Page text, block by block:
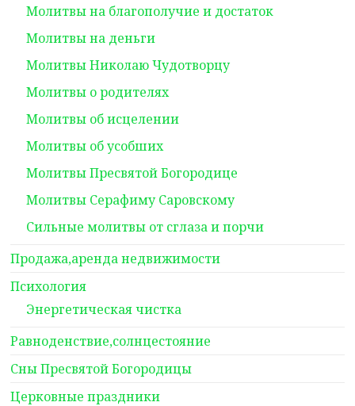
Молитвы на благополучие и достаток
Молитвы на деньги
Молитвы Николаю Чудотворцу
Молитвы о родителях
Молитвы об исцелении
Молитвы об усобших
Молитвы Пресвятой Богородице
Молитвы Серафиму Саровскому
Сильные молитвы от сглаза и порчи
Продажа,аренда недвижимости
Психология
Энергетическая чистка
Равноденствие,солнцестояние
Сны Пресвятой Богородицы
Церковные праздники